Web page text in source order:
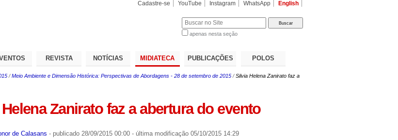
Cadastre-se YouTube Instagram WhatsApp English
apenas nesta seção
REVISTA NOTÍCIAS MIDIATECA PUBLICAÇÕES POLOS
/Meio Ambiente e Dimensão Histórica: Perspectivas de Abordagens - 28 de setembro de 2015 /Silvia Helena Zanirato faz a
Zanirato faz a abertura do evento
de Calasans - publicado28/09/2015 00:00 - última modificação05/10/2015 14:29